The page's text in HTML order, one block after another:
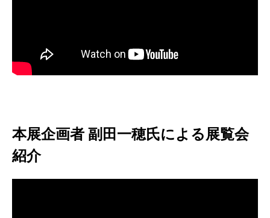
本展企画者 副田一穂氏による展覧会
紹介